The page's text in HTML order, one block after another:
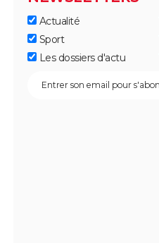
Actualité
Sport
Les dossiers d'actu